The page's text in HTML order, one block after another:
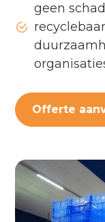
geen
Offerte